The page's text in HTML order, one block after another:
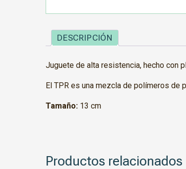
DESCRIPCIÓN
Juguete de alta resistencia, hecho con
El TPR es una mezcla de polímeros de
Tamaño: 13 cm
Productos relacionados